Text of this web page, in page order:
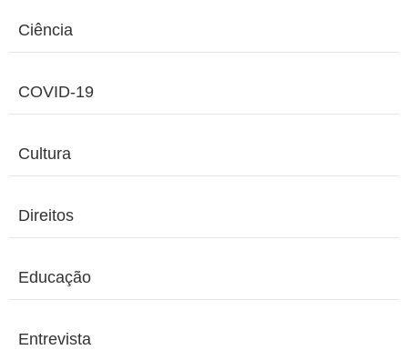
Ciência
COVID-19
Cultura
Direitos
Educação
Entrevista